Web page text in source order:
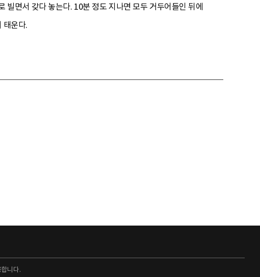
빌면서 갖다 놓는다. 10분 정도 지나면 모두 거두어들인 뒤에
태운다.
니다.